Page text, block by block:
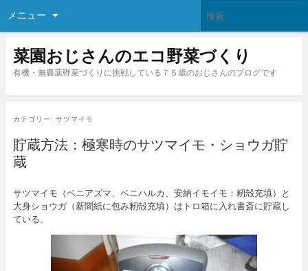
メニュー
菜園おじさんのエコ野菜づくり
有機・無農薬野菜づくりに挑戦している７５歳のおじさんのブログです
カテゴリー: サツマイモ
貯蔵方法：極寒時のサツマイモ・ショウガ貯
蔵
サツマイモ（ベニアズマ、ベニハルカ、安納イモイモ：籾殻充填）と
大身ショウガ（新聞紙に包み籾殻充填）はトロ箱に入れ書斎に貯蔵し
ている。